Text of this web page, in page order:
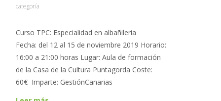
categoría
Curso TPC: Especialidad en albañileria
Fecha: del 12 al 15 de noviembre 2019 Horario:
16:00 a 21:00 horas Lugar: Aula de formación
de la Casa de la Cultura Puntagorda Coste:
60€ Imparte: GestiónCanarias